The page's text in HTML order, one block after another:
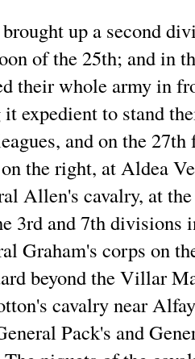
up a second
of the 25th; and in
their whole army in
it expedient to stand
and on the
the right, at Aldea
Allen's cavalry, at
3rd and 7th divisions
Graham's corps on
beyond the Villar
cavalry near
Pack's and